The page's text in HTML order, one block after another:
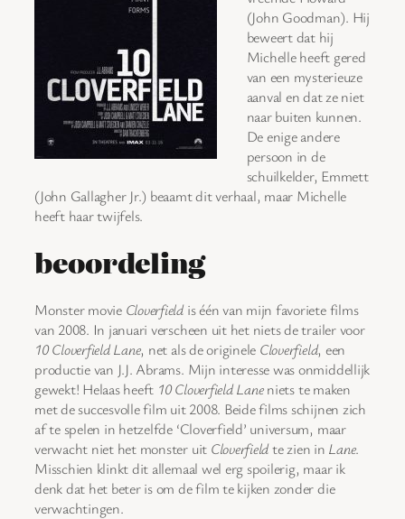
(John Goodman). Hij
beweert dat hij
Michelle heeft gered
van een mysterieuze
aanval en dat ze niet
naar buiten kunnen.
De enige andere
persoon in de
schuilkelder, Emmett
(John Gallagher Jr.) beaamt dit verhaal, maar Michelle
heeft haar twijfels.
beoordeling
Monster movie Cloverfieldis één van mijn favoriete films
van 2008. In januari verscheen uit het niets de trailer voor
10 Cloverfield Lane, net als de originele Cloverfield, een
productie van J.J. Abrams. Mijn interesse was onmiddellijk
gewekt! Helaas heeft 10 Cloverfield Laneniets te maken
met de succesvolle film uit 2008. Beide films schijnen zich
af te spelen in hetzelfde ‘Cloverfield’ universum, maar
verwacht niet het monster uit Cloverfieldte zien in Lane.
Misschien klinkt dit allemaal wel erg spoilerig, maar ik
denk dat het beter is om de film te kijken zonder die
verwachtingen.